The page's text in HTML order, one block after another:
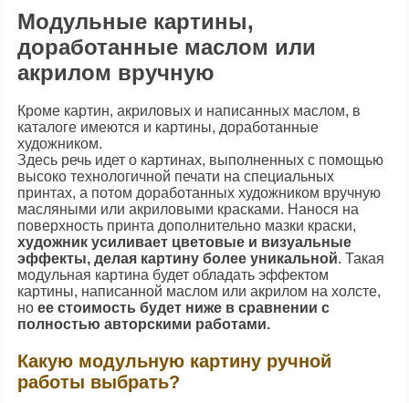
Модульные картины,
доработанные маслом или
акрилом вручную
Кроме картин, акриловых и написанных маслом, в
каталоге имеются и картины, доработанные
художником.
Здесь речь идет о картинах, выполненных с помощью
высоко технологичной печати на специальных
принтах, а потом доработанных художником вручную
масляными или акриловыми красками. Нанося на
поверхность принта дополнительно мазки краски,
художник усиливает цветовые и визуальные
эффекты, делая картину более уникальной. Такая
модульная картина будет обладать эффектом
картины, написанной маслом или акрилом на холсте,
ноее стоимость будет ниже в сравнении с
полностью авторскими работами.
Какую модульную картину ручной
работы выбрать?